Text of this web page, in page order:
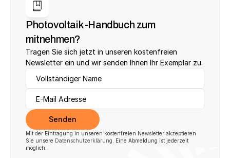
Photovoltaik -Handbuch zum
mitnehmen?
Tragen Sie sich jetzt in unseren kostenfreien
Newsletter ein und wir senden Ihnen Ihr Exemplar zu.
Senden
Mit der Eintragung in unseren kostenfreien Newsletter akzeptieren
Sie unsere Datenschutzerklärung . Eine Abmeldung ist jederzeit
möglich.